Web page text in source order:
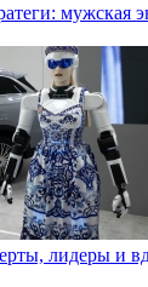
мужская
лидеры и